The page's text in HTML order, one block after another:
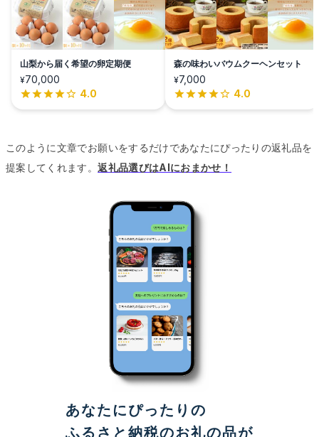
山梨から届く希望の卵定期便
¥70,000
4.0
森の味わいバウムクーヘンセット
¥7,000
4.0
このように文章でお願いをするだけであなたにぴったりの返礼品を
提案してくれます。返礼品選びはAIにおまかせ！
あなたにぴったりの
ふるさと納税のお礼の品が